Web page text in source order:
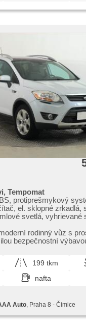
Tempomat
protiprešmykový
el. sklopné zrkadlá,
svetlá, vyhrievané
posilňovač riadenia,
manuálna
rodinný vůz s
bezpečnostní
199 tkm
nafta
Auto, Praha 8 - Čimice